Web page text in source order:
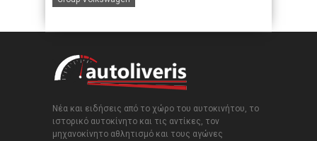
Νέα και ειδήσεις από το χώρο του αυτοκινήτου, το
ιστορικό αυτοκίνητο και τις αντίκες, τον
μηχανοκίνητο αθλητισμό και τους αγώνες